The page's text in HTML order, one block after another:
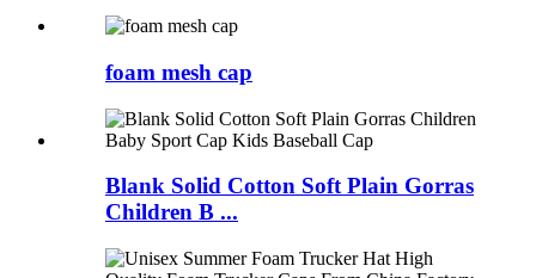
foam mesh cap
Blank Solid Cotton Soft Plain Gorras
Children B ...